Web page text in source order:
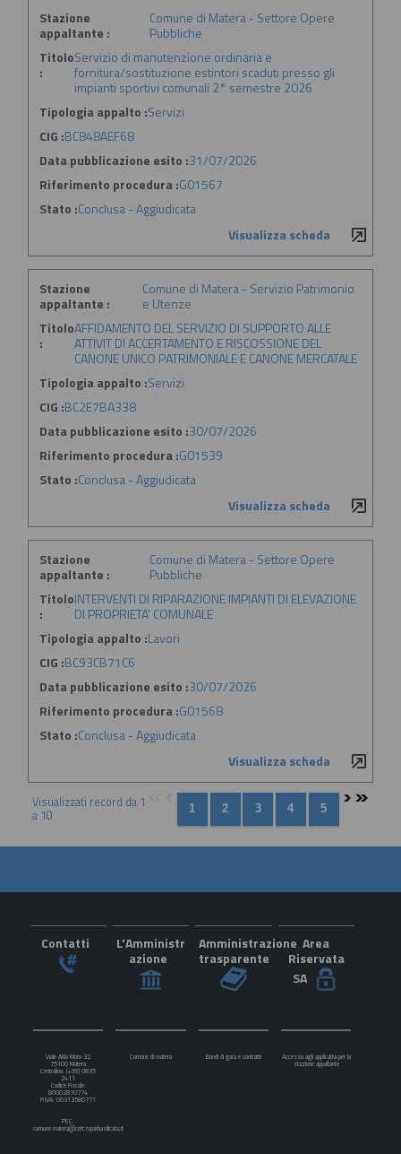
Stazione
appaltante :
Comune di Matera - Settore Opere
Pubbliche
Titolo
:
Servizio di manutenzione ordinaria e
fornitura/sostituzione estintori scaduti presso gli
impianti sportivi comunali 2° semestre 2026
Tipologia appalto :Servizi
CIG :BC848AEF68
Data pubblicazione esito :31/07/2026
Riferimento procedura :G01567
Stato :Conclusa - Aggiudicata
Visualizza scheda
Stazione
appaltante :
Comune di Matera - Servizio Patrimonio
e Utenze
Titolo
:
AFFIDAMENTO DEL SERVIZIO DI SUPPORTO ALLE
ATTIVIT DI ACCERTAMENTO E RISCOSSIONE DEL
CANONE UNICO PATRIMONIALE E CANONE MERCATALE
Tipologia appalto :Servizi
CIG :BC2E7BA338
Data pubblicazione esito :30/07/2026
Riferimento procedura :G01539
Stato :Conclusa - Aggiudicata
Visualizza scheda
Stazione
appaltante :
Comune di Matera - Settore Opere
Pubbliche
Titolo
:
INTERVENTI DI RIPARAZIONE IMPIANTI DI ELEVAZIONE
DI PROPRIETA' COMUNALE
Tipologia appalto :Lavori
CIG :BC93CB71C6
Data pubblicazione esito :30/07/2026
Riferimento procedura :G01568
Stato :Conclusa - Aggiudicata
Visualizza scheda
Visualizzati record da 1
a 10
Contatti
L'Amministr
azione
Amministrazione
trasparente
Area
Riservata
SA
Viale Aldo Moro 32
75100 Matera
Centralino: (+39) 0835
2411
Codice Fiscale:
80002870774
P.IVA: 00313580771
PEC:
comune.matera@cert.ruparbasilicata.it
Comune di matera Bandi di gara e contratti Accesso agli applicativi per la
stazione appaltante